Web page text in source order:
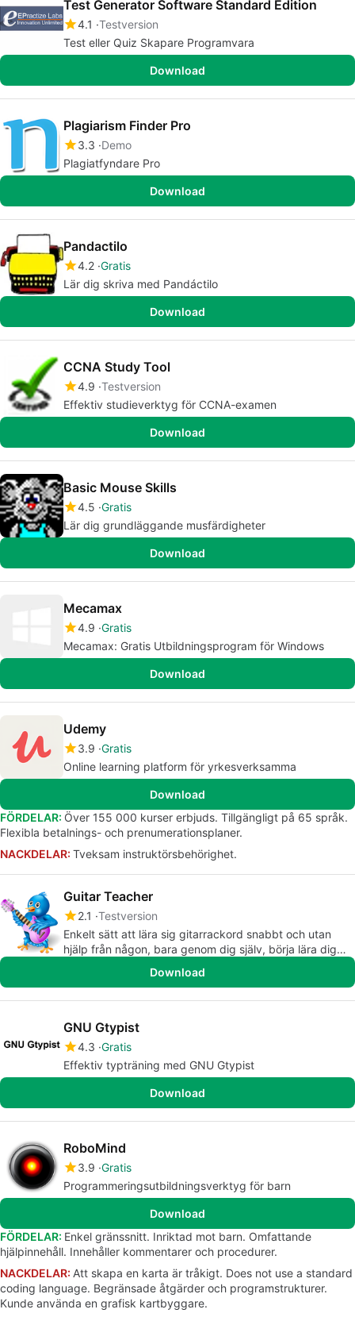
Test Generator Software Standard Edition
4.1 Testversion
Test eller Quiz Skapare Programvara
Download
Plagiarism Finder Pro
3.3 Demo
Plagiatfyndare Pro
Download
Pandactilo
4.2 Gratis
Lär dig skriva med Pandáctilo
Download
CCNA Study Tool
4.9 Testversion
Effektiv studieverktyg för CCNA-examen
Download
Basic Mouse Skills
4.5 Gratis
Lär dig grundläggande musfärdigheter
Download
Mecamax
4.9 Gratis
Mecamax: Gratis Utbildningsprogram för Windows
Download
Udemy
3.9 Gratis
Online learning platform för yrkesverksamma
Download
FÖRDELAR: Över 155 000 kurser erbjuds. Tillgängligt på 65 språk.
Flexibla betalnings- och prenumerationsplaner.
NACKDELAR: Tveksam instruktörsbehörighet.
Guitar Teacher
2.1 Testversion
Enkelt sätt att lära sig gitarrackord snabbt och utan
hjälp från någon, bara genom dig själv, börja lära dig
Download
GNU Gtypist
4.3 Gratis
Effektiv typträning med GNU Gtypist
Download
RoboMind
3.9 Gratis
Programmeringsutbildningsverktyg för barn
Download
FÖRDELAR: Enkel gränssnitt. Inriktad mot barn. Omfattande
hjälpinnehåll. Innehåller kommentarer och procedurer.
NACKDELAR: Att skapa en karta är tråkigt. Does not use a standard
coding language. Begränsade åtgärder och programstrukturer.
Kunde använda en grafisk kartbyggare.